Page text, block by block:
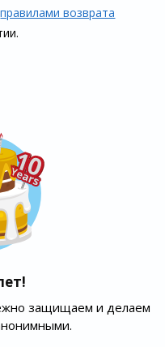
правилами воз­врата
защищаем и делаем